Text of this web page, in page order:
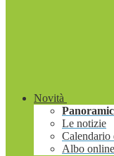
Novità
Le notizie
Calendario
Albo online